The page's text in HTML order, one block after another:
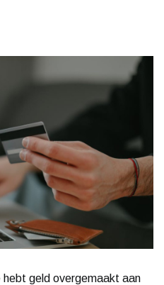
geld overgemaakt aan